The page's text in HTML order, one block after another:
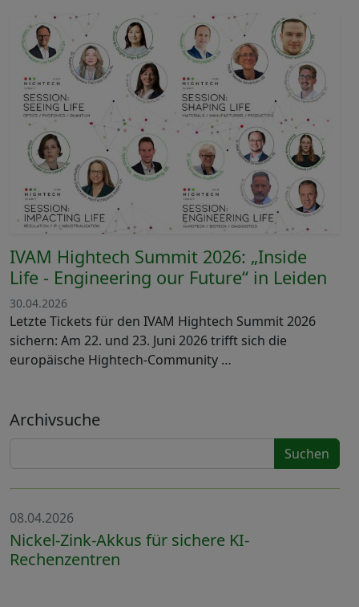
Archivsuche
Suchen
08.04.2026
Nickel-Zink-Akkus für sichere KI-
Rechenzentren
IVAM Hightech Summit 2026: „Inside
Life - Engineering our Future“ in Leiden
30.04.2026
Letzte Tickets für den IVAM Hightech Summit 2026
sichern: Am 22. und 23. Juni 2026 trifft sich die
europäische Hightech-Community …